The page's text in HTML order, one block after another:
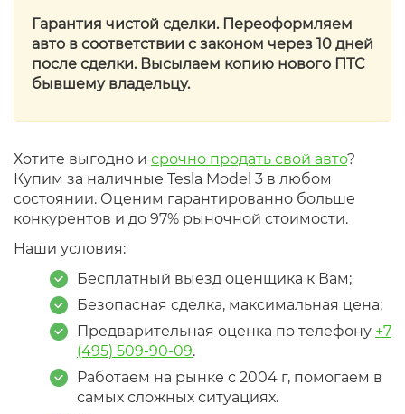
Гарантия чистой сделки. Переоформляем
авто в соответствии с законом через 10 дней
после сделки. Высылаем копию нового ПТС
бывшему владельцу.
Хотите выгодно и срочно продать свой авто?
Купим за наличные Tesla Model 3 в любом
состоянии. Оценим гарантированно больше
конкурентов и до 97% рыночной стоимости.
Наши условия:
Бесплатный выезд оценщика к Вам;
Безопасная сделка, максимальная цена;
Предварительная оценка по телефону +7
(495) 509-90-09.
Работаем на рынке с 2004 г, помогаем в
самых сложных ситуациях.